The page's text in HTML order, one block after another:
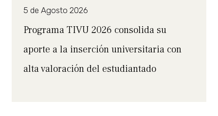
5 de Agosto 2026
Programa TIVU 2026 consolida su
aporte a la inserción universitaria con
alta valoración del estudiantado